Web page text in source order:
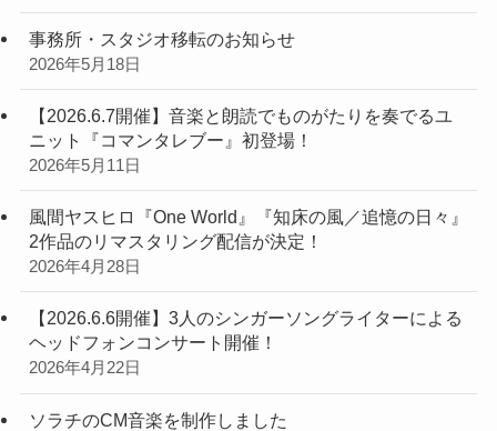
事務所・スタジオ移転のお知らせ
2026年5月18日
【2026.6.7開催】音楽と朗読でものがたりを奏でるユ
ニット『コマンタレブー』初登場！
2026年5月11日
風間ヤスヒロ『One World』『知床の風／追憶の日々』
2作品のリマスタリング配信が決定！
2026年4月28日
【2026.6.6開催】3人のシンガーソングライターによる
ヘッドフォンコンサート開催！
2026年4月22日
ソラチのCM音楽を制作しました